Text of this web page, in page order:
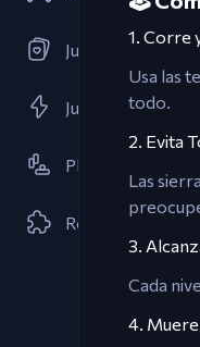
Juegos de Cartas
Juegos Flash
Plataforma
Rompecabezas
1. Corre
Usa las
todo.
2. Evita
Las
3.
Cada
4.